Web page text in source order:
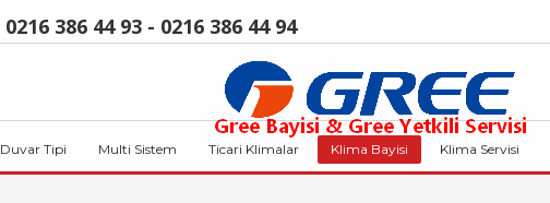
0216 386 44 93 - 0216 386 44 94
Duvar Tipi Multi Sistem Ticari Klimalar Klima Bayisi Klima Servisi